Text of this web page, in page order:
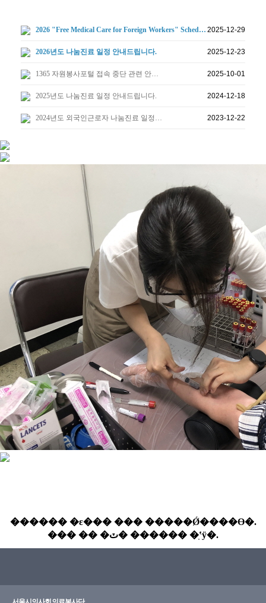
2026 "Free Medical Care for Foreign Workers" Sched… 2025-12-29
2026년도 나눔진료 일정 안내드립니다. 2025-12-23
1365 자원봉사포털 접속 중단 관련 안… 2025-10-01
2025년도 나눔진료 일정 안내드립니다. 2024-12-18
2024년도 외국인근로자 나눔진료 일정… 2023-12-22